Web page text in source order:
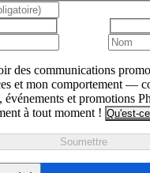
des communications
et mon comportement —
événements et promotions
à tout moment ! Qu'est-
Soumettre